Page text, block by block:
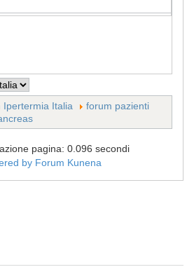
Ipertermia Italia
forum pazienti
pagina: 0.096 secondi
by Forum Kunena